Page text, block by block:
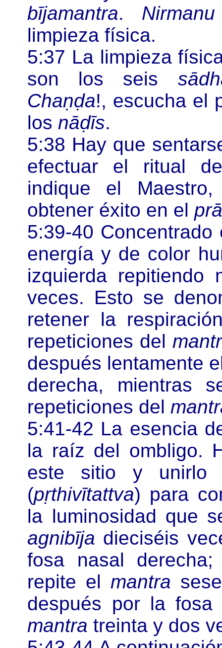
bījamantra. Nirmanu
limpieza física.
5:37 La limpieza
son los seis
Chaṇḍa!, escucha el
los nāḍīs.
5:38 Hay que
efectuar el ritual
indique el
obtener éxito en el
5:39-40
energía y de color
izquierda repitiendo
veces. Esto se
retener la
repeticiones del
después lentamente
derecha, mientras
repeticiones del
5:41-42 La esencia
la raíz del ombligo.
este sitio y
(pṛthivītattva) para
la luminosidad que
agnibīja dieciséis
fosa nasal
repite el mantra
después por la fosa
mantra treinta y dos